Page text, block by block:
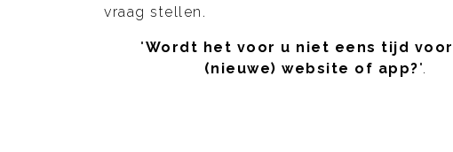
vraag stellen.
"Wordt het voor u niet eens tijd
(nieuwe) website of app?".